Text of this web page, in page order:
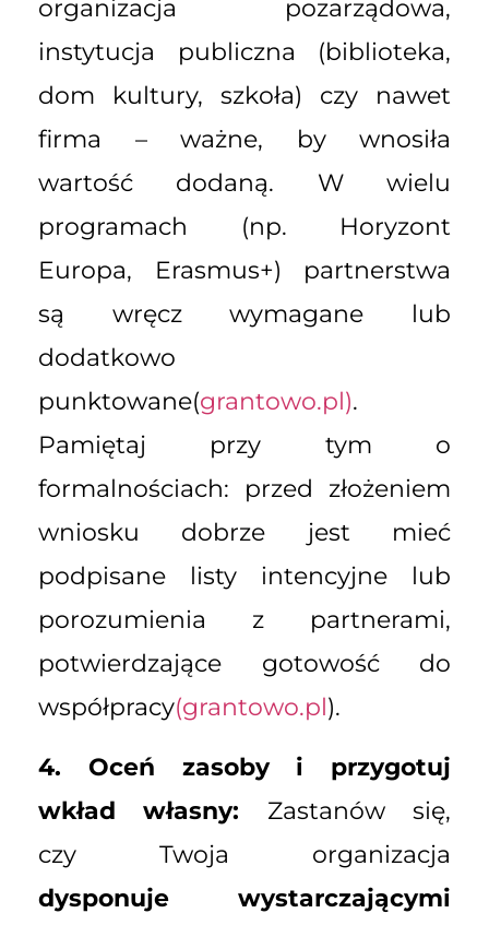
organizacja pozarządowa,
instytucja publiczna (biblioteka,
dom kultury, szkoła) czy nawet
firma – ważne, by wnosiła
wartość dodaną. W wielu
programach (np. Horyzont
Europa, Erasmus+) partnerstwa
są wręcz wymagane lub
dodatkowo
punktowane(grantowo.pl).
Pamiętaj przy tym o
formalnościach: przed złożeniem
wniosku dobrze jest mieć
podpisane listy intencyjne lub
porozumienia z partnerami,
potwierdzające gotowość do
współpracy(grantowo.pl).
4. Oceń zasoby i przygotuj
wkład własny: Zastanów się,
czy Twoja organizacja
dysponuje wystarczającymi